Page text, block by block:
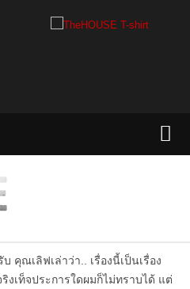
คุณเลิฟเล่าว่า.. เรื่องนี้เป็นเรื่อง
งเท็จประการใดผมก็ไม่ทราบได้ แต่